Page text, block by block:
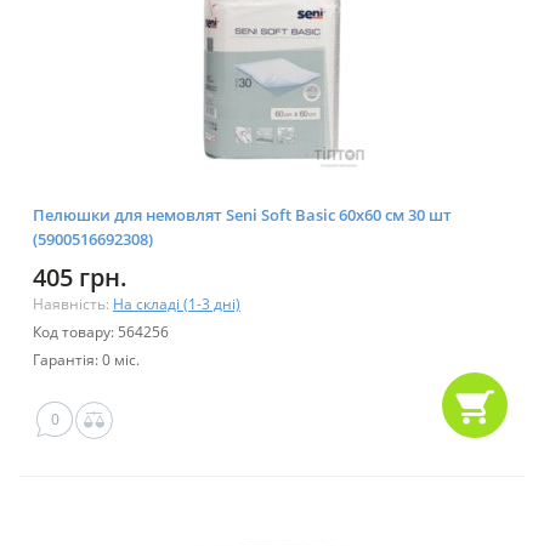
Пелюшки для немовлят Seni Soft Basic 60х60 см 30 шт
(5900516692308)
405 грн.
Наявність: На складі (1-3 дні)
Код товару: 564256
Гарантія: 0 міс.
0